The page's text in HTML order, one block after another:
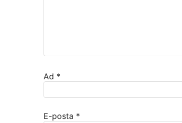
Ad *
E-posta *